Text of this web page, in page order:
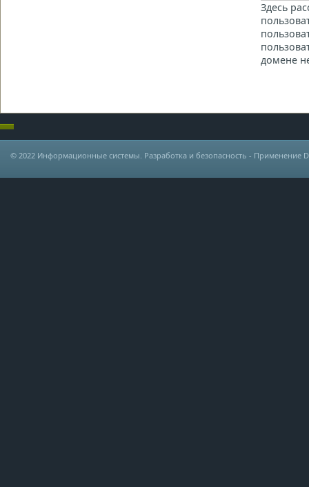
Здесь
домене
© 2022 Информационные системы. Разработка и безопасность - Применение